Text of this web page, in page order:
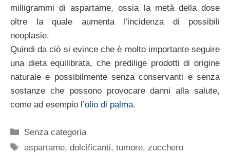
milligrammi di aspartame, ossia la metà della dose
oltre la quale aumenta l’incidenza di possibili
neoplasie.
Quindi da ciò si evince che è molto importante seguire
una dieta equilibrata, che predilige prodotti di origine
naturale e possibilmente senza conservanti e senza
sostanze che possono provocare danni alla salute,
come ad esempio l’olio di palma.
Categorie
Senza categoria
Tag
aspartame,dolcificanti,tumore, zucchero